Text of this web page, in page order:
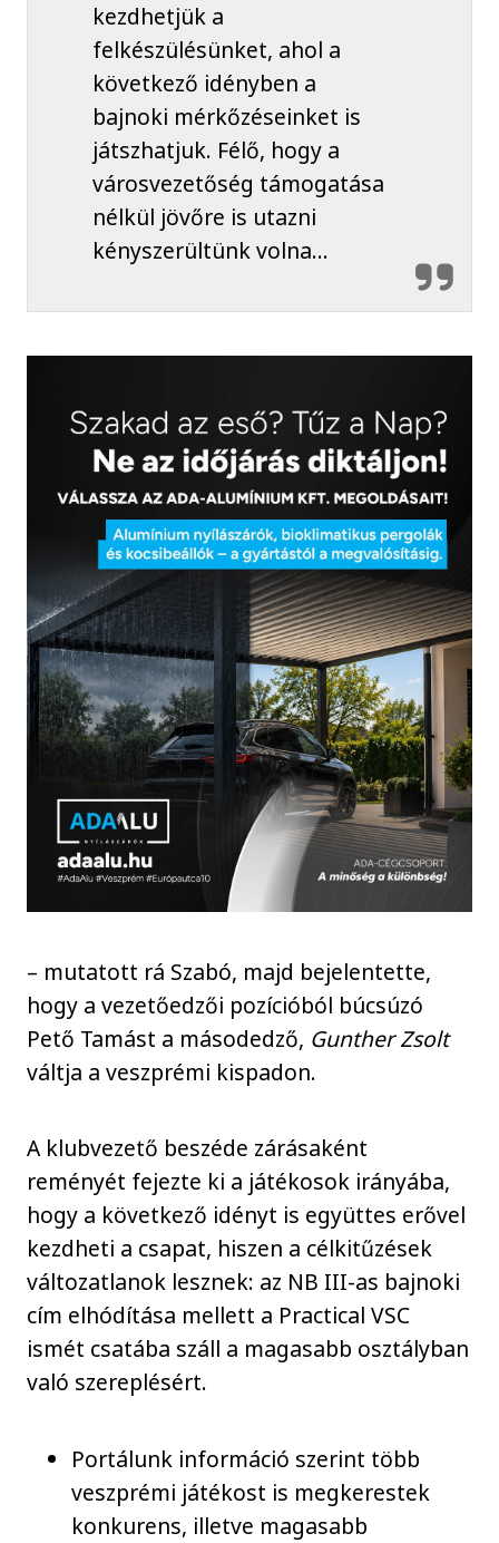
kezdhetjük a
felkészülésünket, ahol a
következő idényben a
bajnoki mérkőzéseinket is
játszhatjuk. Félő, hogy a
városvezetőség támogatása
nélkül jövőre is utazni
kényszerültünk volna…
– mutatott rá Szabó, majd bejelentette,
hogy a vezetőedzői pozícióból búcsúzó
Pető Tamást a másodedző, Gunther Zsolt
váltja a veszprémi kispadon.
A klubvezető beszéde zárásaként
reményét fejezte ki a játékosok irányába,
hogy a következő idényt is együttes erővel
kezdheti a csapat, hiszen a célkitűzések
változatlanok lesznek: az NB III-as bajnoki
cím elhódítása mellett a Practical VSC
ismét csatába száll a magasabb osztályban
való szereplésért.
Portálunk információ szerint több
veszprémi játékost is megkerestek
konkurens, illetve magasabb